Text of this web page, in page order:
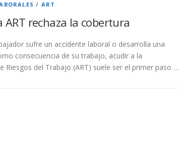
/ ART
ART rechaza la cobertura
sufre un accidente laboral o desarrolla una
consecuencia de su trabajo, acudir a la
Riesgos del Trabajo (ART) suele ser el primer paso …